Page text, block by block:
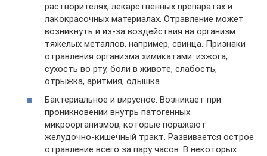
растворителях, лекарственных препаратах и
лакокрасочных материалах. Отравление может
возникнуть и из-за воздействия на организм
тяжелых металлов, например, свинца. Признаки
отравления организма химикатами: изжога,
сухость во рту, боли в животе, слабость,
отрыжка, аритмия, одышка.
Бактериальное и вирусное. Возникает при
проникновении внутрь патогенных
микроорганизмов, которые поражают
желудочно-кишечный тракт. Развивается острое
отравление всего за пару часов. В некоторых